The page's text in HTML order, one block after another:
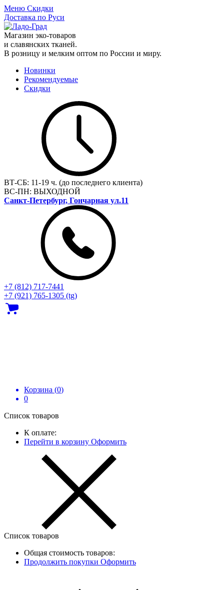
Меню Скидки
Доставка по Руси
Магазин эко-товаров
и славянских тканей.
В розницу и мелким оптом по России и миру.
Новинки
Рекомендуемые
Скидки
ВТ-СБ: 11-19 ч. (до последнего клиента)
ВС-ПН: ВЫХОДНОЙ
Санкт-Петербург, Гончарная ул.11
+7 (812) 717‑7441
+7 (921) 765-1305 (tg)
Корзина (0)
0
Список товаров
К оплате:
Перейти в корзину Оформить
Список товаров
Общая стоимость товаров:
Продолжить покупки Оформить